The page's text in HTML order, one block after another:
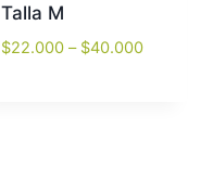
Talla M
$22.000 – $40.000Price